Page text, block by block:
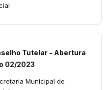
Tutelar - Abertura
02/2023
Municipal de